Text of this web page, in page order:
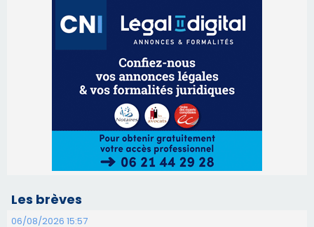
Les brèves
Ucciani – Marché des producteurs à Cruculi le
Corte – L’association A Nuciola organise une
projection sous les étoiles
Alata - Soirée Tango Argentin au stade de San
Benedetto